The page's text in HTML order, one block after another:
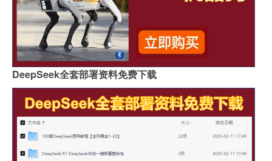
DeepSeek全套部署资料免费下载